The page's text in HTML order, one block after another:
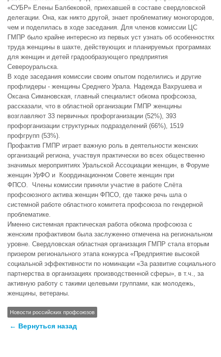
«СУБР» Елены Балбековой, приехавшей в составе свердловской
делегации. Она, как никто другой, знает проблематику моногородов,
чем и поделилась в ходе заседания. Для членов комиссии ЦС
ГМПР было крайне интересно из первых уст узнать об особенностях
труда женщины в шахте, действующих и планируемых программах
для женщин и детей градообразующего предприятия
Североуральска.
В ходе заседания комиссии своим опытом поделились и другие
профлидеры - женщины Среднего Урала. Надежда Вахрушева и
Оксана Симановская, главный специалист обкома профсоюза,
рассказали, что в областной организации ГМПР женщины
возглавляют 33 первичных профорганизации (52%), 393
профорганизации структурных подразделений (66%), 1519
профгрупп (53%).
Профактив ГМПР играет важную роль в деятельности женских
организаций региона, участвуя практически во всех общественно
значимых мероприятиях Уральской Ассоциации женщин, в Форуме
женщин УрФО и Координационном Совете женщин при
ФПСО. Члены комиссии приняли участие в работе Слёта
профсоюзного актива женщин ФПСО, где также речь шла о
системной работе областного комитета профсоюза по гендерной
проблематике.
Именно системная практическая работа обкома профсоюза с
женским профактивом была заслуженно отмечена на региональном
уровне. Свердловская областная организация ГМПР стала вторым
призером регионального этапа конкурса «Предприятие высокой
социальной эффективности по номинации «За развитие социального
партнерства в организациях производственной сферы», в т.ч., за
активную работу с такими целевыми группами, как молодежь,
женщины, ветераны.
Новости российских профсоюзов
← Вернуться назад